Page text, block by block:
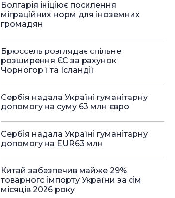
Болгарія ініціює посилення
міграційних норм для іноземних
громадян
Брюссель розглядає спільне
розширення ЄС за рахунок
Чорногорії та Ісландії
Сербія надала Україні гуманітарну
допомогу на суму 63 млн євро
Сербія надала Україні гуманітарну
допомогу на EUR63 млн
Китай забезпечив майже 29%
товарного імпорту України за сім
місяців 2026 року